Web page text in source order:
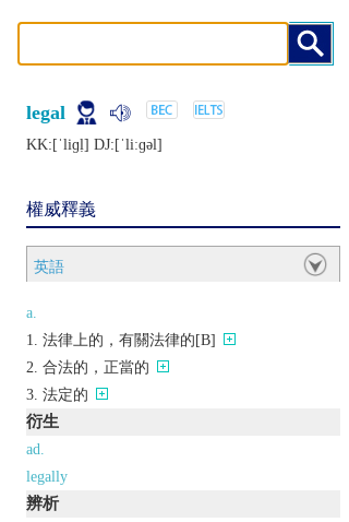
legal
KK:[ˈliɡḷ] DJ:[ˈliːɡǝl]
權威釋義
英語
a.
法律上的，有關法律的[B]
合法的，正當的
法定的
衍生
ad.
legally
辨析